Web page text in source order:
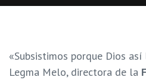
«Subsistimos porque Dios
Legma Melo, directora de la